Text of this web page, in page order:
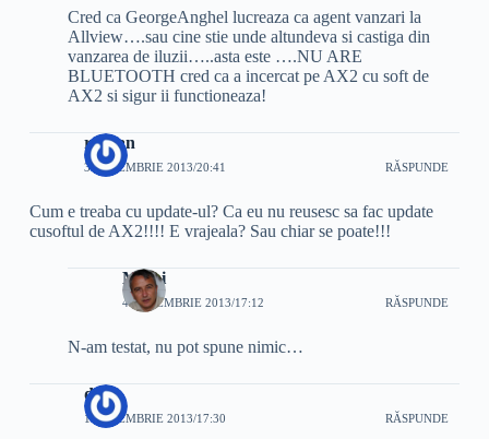
Cred ca GeorgeAnghel lucreaza ca agent vanzari la
Allview….sau cine stie unde altundeva si castiga din
vanzarea de iluzii…..asta este ….NU ARE
BLUETOOTH cred ca a incercat pe AX2 cu soft de
AX2 si sigur ii functioneaza!
razvan
3 DECEMBRIE 2013/20:41 RĂSPUNDE
Cum e treaba cu update-ul? Ca eu nu reusesc sa fac update
cusoftul de AX2!!!! E vrajeala? Sau chiar se poate!!!
Mihai
4 DECEMBRIE 2013/17:12 RĂSPUNDE
N-am testat, nu pot spune nimic…
dan
1 DECEMBRIE 2013/17:30 RĂSPUNDE